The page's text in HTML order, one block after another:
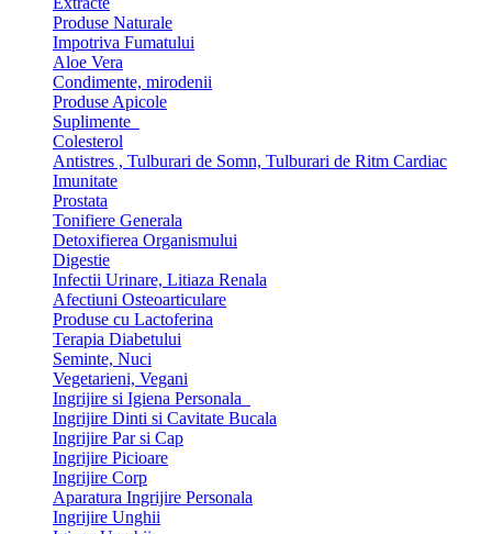
Produse Naturale
Impotriva Fumatului
Aloe Vera
Condimente, mirodenii
Produse Apicole
Suplimente
Colesterol
Antistres , Tulburari de Somn, Tulburari de Ritm Cardiac
Imunitate
Prostata
Tonifiere Generala
Detoxifierea Organismului
Digestie
Infectii Urinare, Litiaza Renala
Afectiuni Osteoarticulare
Produse cu Lactoferina
Terapia Diabetului
Seminte, Nuci
Vegetarieni, Vegani
Ingrijire si Igiena Personala
Ingrijire Dinti si Cavitate Bucala
Ingrijire Par si Cap
Ingrijire Picioare
Ingrijire Corp
Aparatura Ingrijire Personala
Ingrijire Unghii